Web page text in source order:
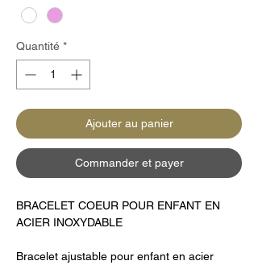
Quantité *
Ajouter au panier
Commander et payer
BRACELET COEUR POUR ENFANT EN
ACIER INOXYDABLE
Bracelet ajustable pour enfant en acier